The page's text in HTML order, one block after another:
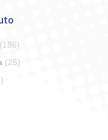
(186)
(25)